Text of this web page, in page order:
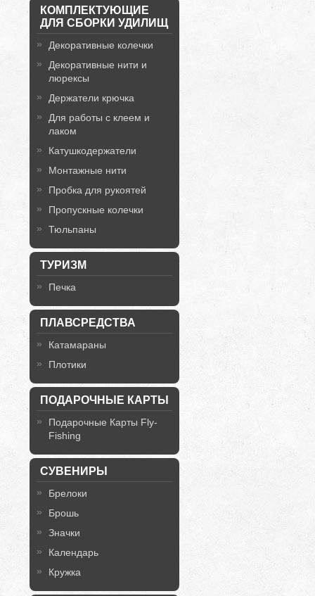
КОМПЛЕКТУЮЩИЕ
ДЛЯ СБОРКИ УДИЛИЩ
Декоративные колечки
Декоративные нити и
люрексы
Держатели крючка
Для работы с клеем и
лаком
Катушкодержатели
Монтажные нити
Пробка для рукоятей
Пропускные колечки
Тюльпаны
ТУРИЗМ
Печка
ПЛАВСРЕДСТВА
Катамараны
Плотики
ПОДАРОЧНЫЕ КАРТЫ
Подарочные Карты Fly-
Fishing
СУВЕНИРЫ
Брелоки
Брошь
Значки
Календарь
Кружка